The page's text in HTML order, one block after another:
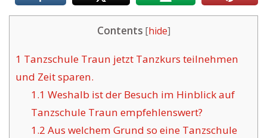
Contents [hide]
1 Tanzschule Traun jetzt Tanzkurs teilnehmen
und Zeit sparen.
1.1 Weshalb ist der Besuch im Hinblick auf
Tanzschule Traun empfehlenswert?
1.2 Aus welchem Grund so eine Tanzschule